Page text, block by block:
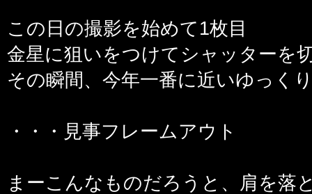
この日の撮影を始めて1枚目
金星に狙いをつけてシャッターを
その瞬間、今年一番に近いゆっく
・・・見事フレームアウト
まーこんなものだろうと、肩を落